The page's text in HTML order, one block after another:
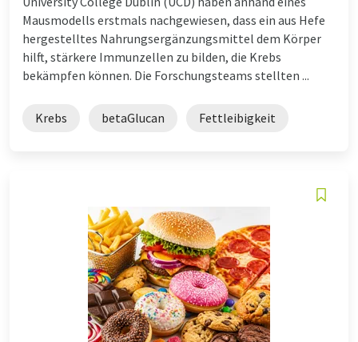
Mausmodells erstmals nachgewiesen, dass ein aus Hefe
hergestelltes Nahrungsergänzungsmittel dem Körper
hilft, stärkere Immunzellen zu bilden, die Krebs
bekämpfen können. Die Forschungsteams stellten ...
Krebs betaGlucan Fettleibigkeit